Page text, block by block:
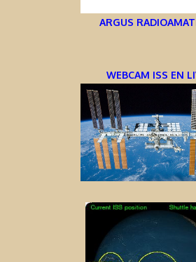
ARGUS
WEBCAM ISS EN